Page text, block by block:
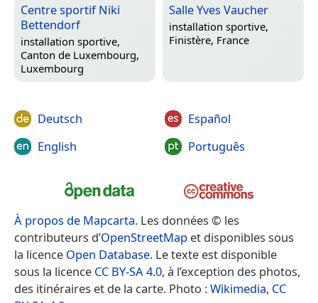
Centre sportif Niki
Bettendorf
installation sportive,
Canton de Luxembourg,
Luxembourg
Salle Yves Vaucher
installation sportive,
Finistère, France
Deutsch
English
Español
Português
À propos de Mapcarta. Les données © les
contributeurs d’OpenStreetMap et disponibles sous
la licence Open Database. Le texte est disponible
sous la licence CC BY-SA 4.0, à l’exception des photos,
des itinéraires et de la carte. Photo :Wikimedia, CC